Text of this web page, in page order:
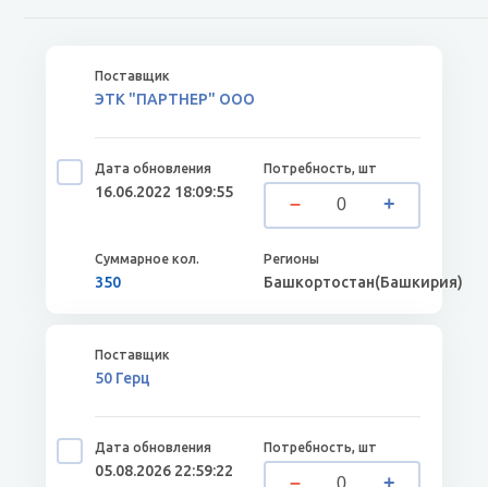
ЭТК "ПАРТНЕР" ООО
16.06.2022 18:09:55
350 Башкортостан(Башкирия)
50 Герц
05.08.2026 22:59:22